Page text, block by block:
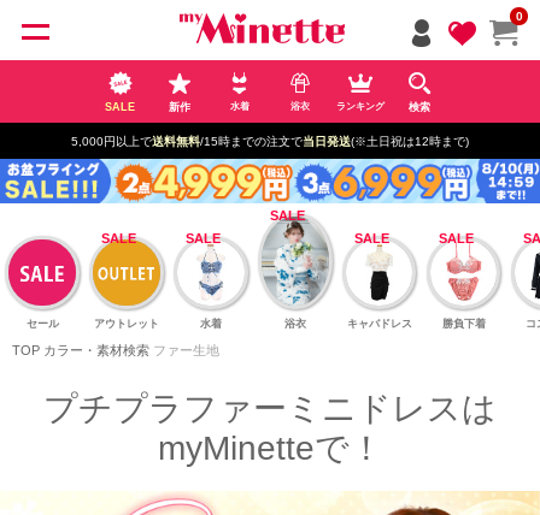
0
SALE 新作 水着 浴衣 ランキング 検索
5,000円以上で送料無料/15時までの注文で当日発送(※土日祝は12時まで)
セール アウトレット 水着 浴衣 キャバドレス 勝負下着 コ
TOP カラー・素材検索 ファー生地
プチプラファーミニドレスは
myMinetteで！
ペー
ジト
ップ